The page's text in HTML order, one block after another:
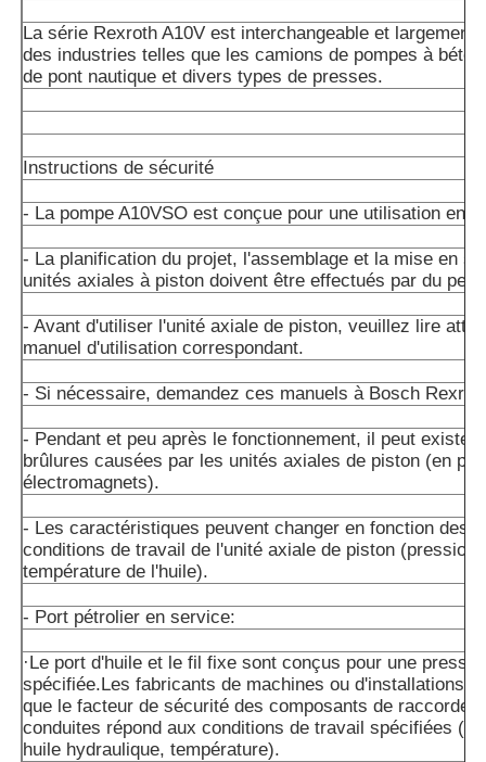
La série Rexroth A10V est interchangeable et largement
des industries telles que les camions de pompes à
de pont nautique et divers types de presses.
Instructions de sécurité
- La pompe A10VSO est conçue pour une utilisation en
- La planification du projet, l'assemblage et la mise en
unités axiales à piston doivent être effectués par du
- Avant d'utiliser l'unité axiale de piston, veuillez lire
manuel d'utilisation correspondant.
- Si nécessaire, demandez ces manuels à Bosch
- Pendant et peu après le fonctionnement, il peut exister
brûlures causées par les unités axiales de piston (en
électromagnets).
- Les caractéristiques peuvent changer en fonction des
conditions de travail de l'unité axiale de piston (pression
température de l'huile).
- Port pétrolier en service:
·Le port d'huile et le fil fixe sont conçus pour une
spécifiée.Les fabricants de machines ou d'installations
que le facteur de sécurité des composants de
conduites répond aux conditions de travail spécifiées
huile hydraulique, température).